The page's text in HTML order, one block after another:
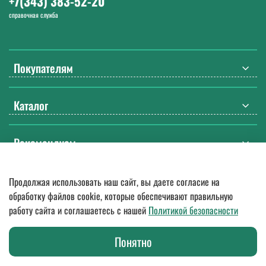
Покупателям
Каталог
Рекомендуем
справочная служба
© 2018 2026.
Оптовые поставки спецодежды, ДСИЗ, СИЗ, мебели
и бытовой химии. Гарантия качества, доставка по России
Любое использование контента без письменного разрешения
запрещено.Представленная на сайте информация о товарах не является
публичной офертой в значении п. 2 ст. 437 Гражданского кодекса РФ.
Продолжая использовать наш сайт, вы даете согласие на
обработку файлов cookie, которые обеспечивают правильную
работу сайта и соглашаетесь с нашей Политикой безопасности
Понятно